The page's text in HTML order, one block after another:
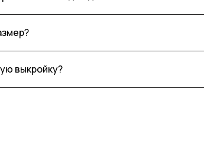
выкройку?